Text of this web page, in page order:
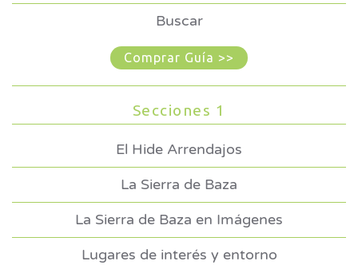
Buscar
Comprar Guía >>
Secciones 1
El Hide Arrendajos
La Sierra de Baza
La Sierra de Baza en Imágenes
Lugares de interés y entorno